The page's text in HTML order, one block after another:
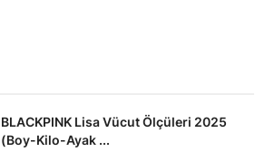
BLACKPINK Lisa Vücut Ölçüleri 2025
(Boy-Kilo-Ayak ...